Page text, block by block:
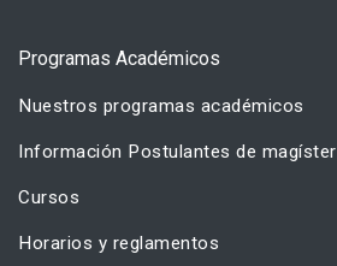
Programas Académicos
Nuestros programas académicos
Información Postulantes de magíster
Cursos
Horarios y reglamentos